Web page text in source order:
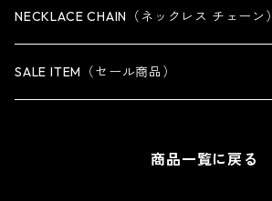
iPhone 14 Pro専用ケース
iPhone 14 Pro Max専用ケース
NECKLACE CHAIN（ネックレス チェーン）
SALE ITEM（セール商品）
商品一覧に戻る